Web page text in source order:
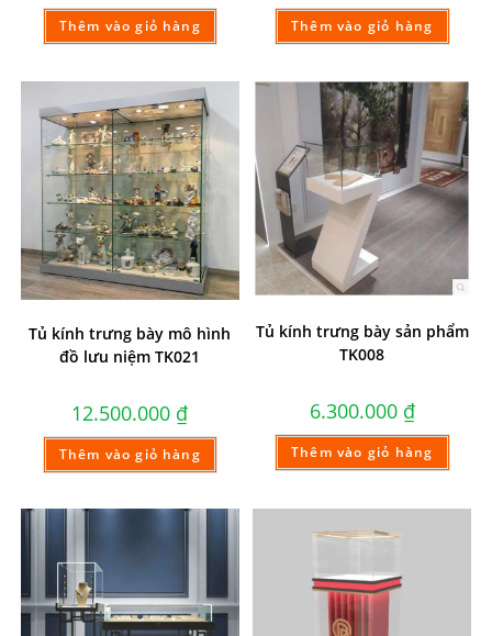
Thêm vào giỏ hàng Thêm vào giỏ hàng
Tủ kính trưng bày mô hình
đồ lưu niệm TK021
12.500.000 ₫
Thêm vào giỏ hàng
Tủ kính trưng bày sản phẩm
TK008
6.300.000 ₫
Thêm vào giỏ hàng